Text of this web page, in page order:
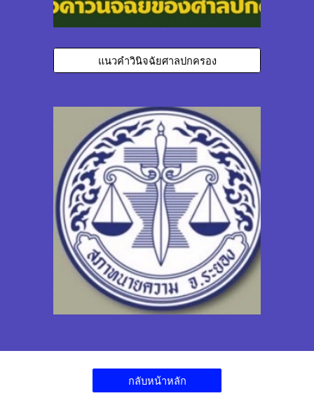
แนวคำวินิจฉัยศาลปกครอง
กลับหน้าหลัก